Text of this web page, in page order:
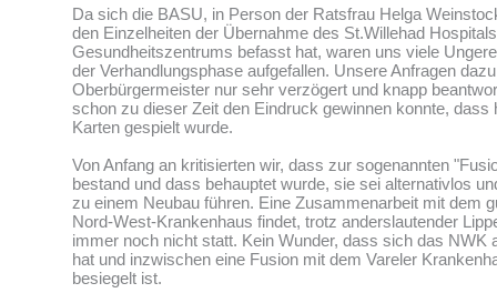
Da sich die BASU, in Person der Ratsfrau Helga
den Einzelheiten der Übernahme des St.Willehad
Gesundheitszentrums befasst hat, waren uns viele
der Verhandlungsphase aufgefallen. Unsere Anfragen
Oberbürgermeister nur sehr verzögert und knapp
schon zu dieser Zeit den Eindruck gewinnen konnte, dass
Karten gespielt wurde.
Von Anfang an kritisierten wir, dass zur sogenannten
bestand und dass behauptet wurde, sie sei alternativlos
zu einem Neubau führen. Eine Zusammenarbeit mit dem
Nord-West-Krankenhaus findet, trotz anderslautender
immer noch nicht statt. Kein Wunder, dass sich das NWK
hat und inzwischen eine Fusion mit dem Vareler
besiegelt ist.